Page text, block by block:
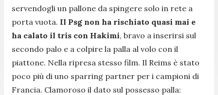
servendogli un pallone da spingere solo in rete a
porta vuota. Il Psg non ha rischiato quasi mai e
ha calato il tris con Hakimi, bravo a inserirsi sul
secondo palo e a colpire la palla al volo con il
piattone. Nella ripresa stesso film. Il Reims è stato
poco più di uno sparring partner per i campioni di
Francia. Clamoroso il dato sul possesso palla: